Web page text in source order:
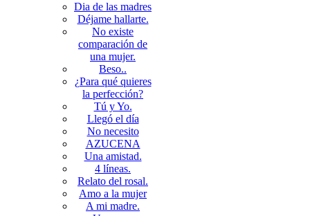
Dia de las madres
Déjame hallarte.
No existe
comparación de
una mujer.
Beso..
¿Para qué quieres
la perfección?
Tú y Yo.
Llegó el día
No necesito
AZUCENA
Una amistad.
4 líneas.
Relato del rosal.
Amo a la mujer
A mi madre.